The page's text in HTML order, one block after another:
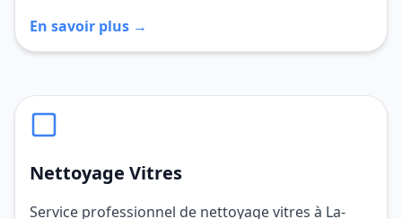
En savoir plus →
Nettoyage Vitres
Service professionnel de nettoyage vitres à La-